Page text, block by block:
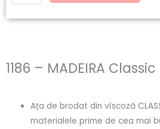
1186 – MADEIRA Classic
Ața de brodat din vîscoză
materialele prime de cea mai